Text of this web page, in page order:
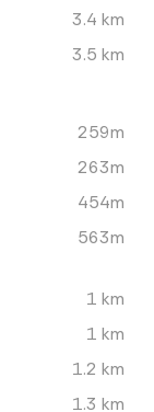
3.4 km
3.5 km
259m
263m
454m
563m
1 km
1 km
1.2 km
1.3 km